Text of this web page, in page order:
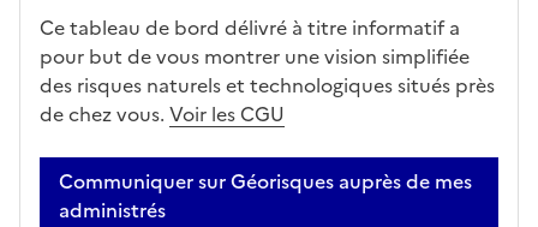
Ce tableau de bord délivré à titre informatif a
pour but de vous montrer une vision simplifiée
des risques naturels et technologiques situés près
de chez vous. Voir les CGU
Communiquer sur Géorisques auprès de mes
administrés